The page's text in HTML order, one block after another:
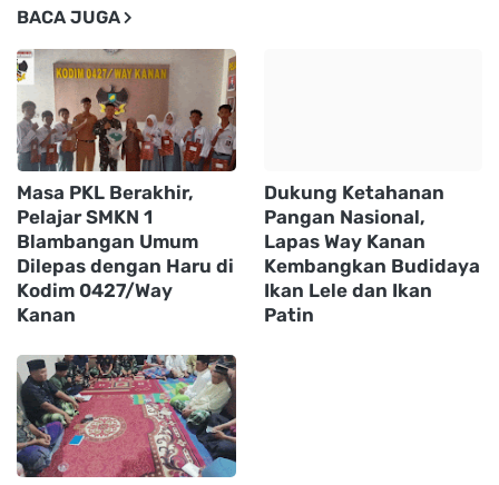
BACA JUGA
Masa PKL Berakhir,
Pelajar SMKN 1
Blambangan Umum
Dilepas dengan Haru di
Kodim 0427/Way
Kanan
Dukung Ketahanan
Pangan Nasional,
Lapas Way Kanan
Kembangkan Budidaya
Ikan Lele dan Ikan
Patin